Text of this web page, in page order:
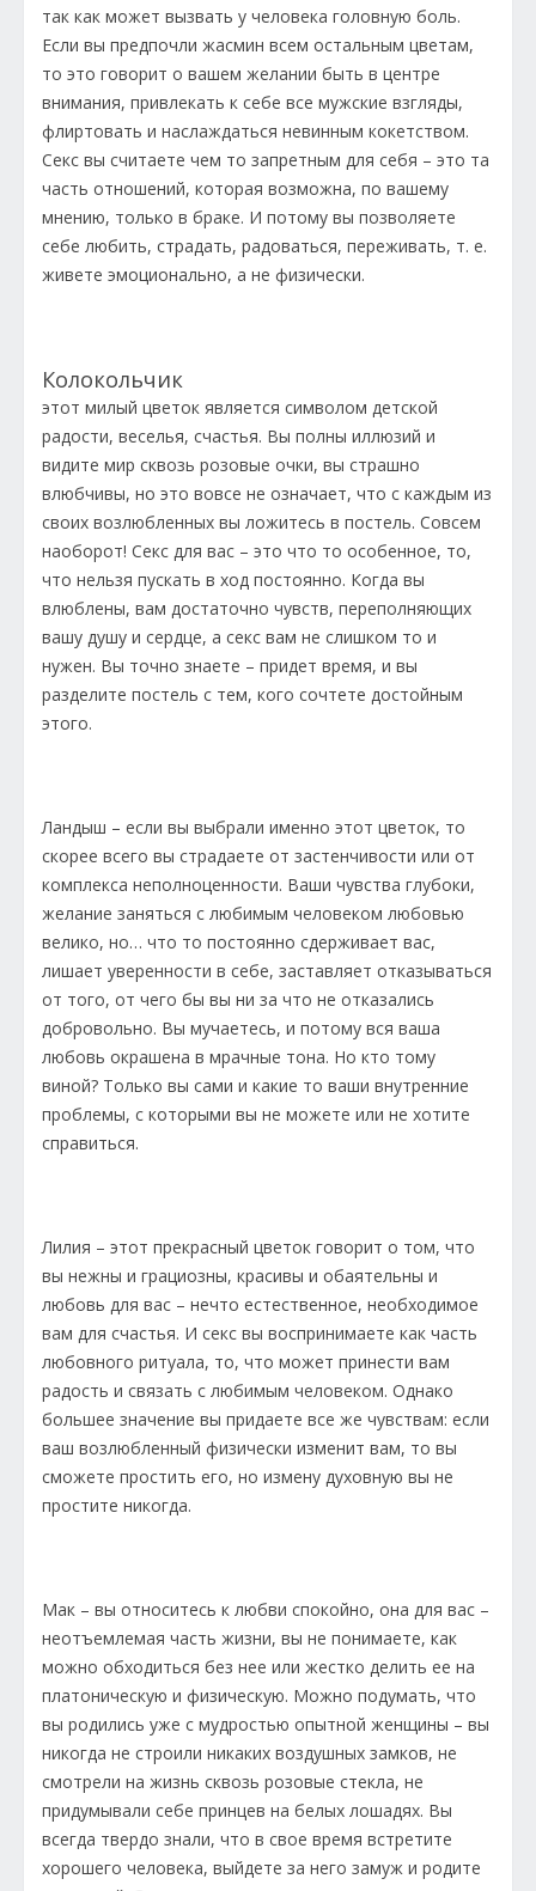
так как может вызвать у человека головную боль.
Если вы предпочли жасмин всем остальным цветам,
то это говорит о вашем желании быть в центре
внимания, привлекать к себе все мужские взгляды,
флиртовать и наслаждаться невинным кокетством.
Секс вы считаете чем то запретным для себя – это та
часть отношений, которая возможна, по вашему
мнению, только в браке. И потому вы позволяете
себе любить, страдать, радоваться, переживать, т. е.
живете эмоционально, а не физически.
Колокольчик
этот милый цветок является символом детской
радости, веселья, счастья. Вы полны иллюзий и
видите мир сквозь розовые очки, вы страшно
влюбчивы, но это вовсе не означает, что с каждым из
своих возлюбленных вы ложитесь в постель. Совсем
наоборот! Секс для вас – это что то особенное, то,
что нельзя пускать в ход постоянно. Когда вы
влюблены, вам достаточно чувств, переполняющих
вашу душу и сердце, а секс вам не слишком то и
нужен. Вы точно знаете – придет время, и вы
разделите постель с тем, кого сочтете достойным
этого.
Ландыш – если вы выбрали именно этот цветок, то
скорее всего вы страдаете от застенчивости или от
комплекса неполноценности. Ваши чувства глубоки,
желание заняться с любимым человеком любовью
велико, но… что то постоянно сдерживает вас,
лишает уверенности в себе, заставляет отказываться
от того, от чего бы вы ни за что не отказались
добровольно. Вы мучаетесь, и потому вся ваша
любовь окрашена в мрачные тона. Но кто тому
виной? Только вы сами и какие то ваши внутренние
проблемы, с которыми вы не можете или не хотите
справиться.
Лилия – этот прекрасный цветок говорит о том, что
вы нежны и грациозны, красивы и обаятельны и
любовь для вас – нечто естественное, необходимое
вам для счастья. И секс вы воспринимаете как часть
любовного ритуала, то, что может принести вам
радость и связать с любимым человеком. Однако
большее значение вы придаете все же чувствам: если
ваш возлюбленный физически изменит вам, то вы
сможете простить его, но измену духовную вы не
простите никогда.
Мак – вы относитесь к любви спокойно, она для вас –
неотъемлемая часть жизни, вы не понимаете, как
можно обходиться без нее или жестко делить ее на
платоническую и физическую. Можно подумать, что
вы родились уже с мудростью опытной женщины – вы
никогда не строили никаких воздушных замков, не
смотрели на жизнь сквозь розовые стекла, не
придумывали себе принцев на белых лошадях. Вы
всегда твердо знали, что в свое время встретите
хорошего человека, выйдете за него замуж и родите